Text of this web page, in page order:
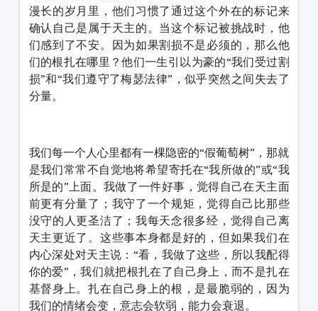
漫长的岁月里，他们习惯了通过这个外在的标记来
确认自己是属于天主的。当这个标记被挑战时，他
们感到了不安。因为如果割损不是必须的，那么他
们的根扎在哪里？他们一生引以为豪的“我们受过割
损”和“我们遵守了梅瑟法律”，似乎突然之间失去了
分量。
我们每一个人心里都有一棵隐密的“假葡萄树”，那就
是我们常常不自觉地将希望寄托在“我所做的”或“我
所是的”上面。我做了一件好事，觉得自己在天主面
前更有分量了；我守了一个规矩，觉得自己比那些
没守的人更圣洁了；我每天念很多经，觉得自己离
天主更近了。这些事本身都是好的，但如果我们在
内心深处对天主说：“看，我做了这些，所以我配得
你的爱”，我们就把根扎在了自己身上，而不是扎在
基督身上。扎在自己身上的根，是最脆弱的，因为
我们的情绪会变，意志会软弱，能力会衰退。